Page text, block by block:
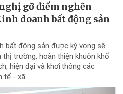
gỡ điểm nghẽn
doanh bất động sản
bất động sản được kỳ vọng sẽ
trường, hoàn thiện khuôn khổ
hiện đại và khơi thông các
tế - xã...